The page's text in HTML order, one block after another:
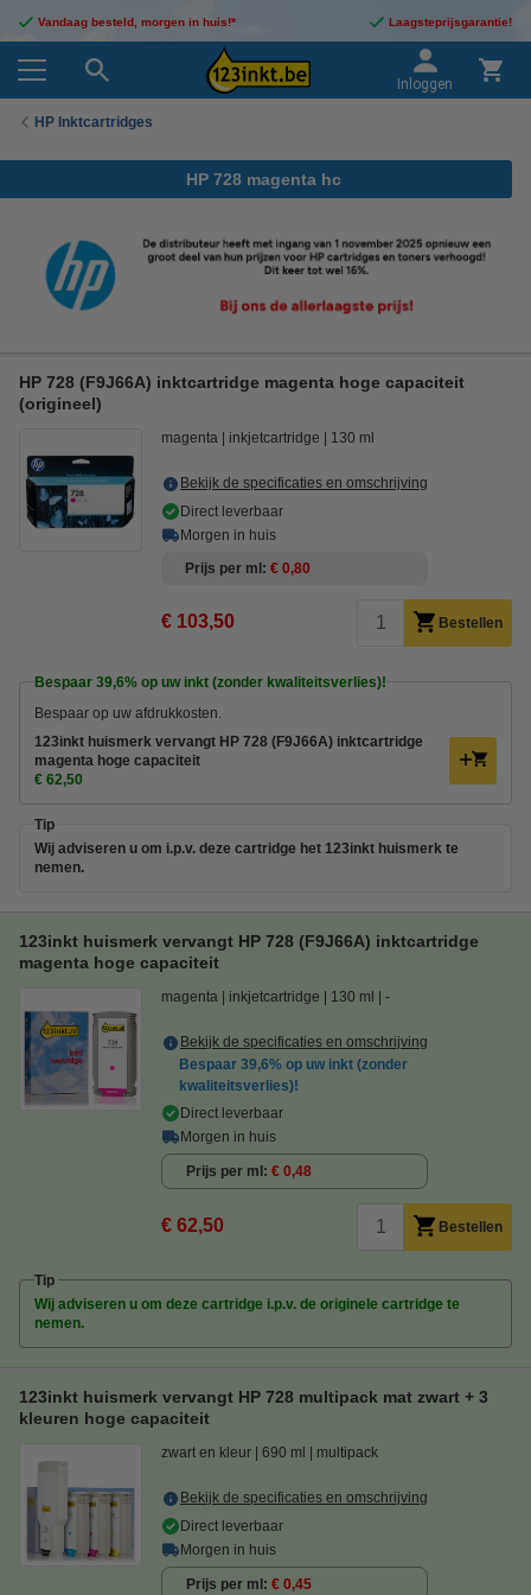
Vandaag besteld, morgen in huis!* Laagsteprijsgarantie!
Inloggen
HP Inktcartridges
HP 728 magenta hc
HP 728 (F9J66A) inktcartridge magenta hoge capaciteit
(origineel)
magenta inkjetcartridge 130 ml
Bekijk de specificaties en omschrijving
Direct leverbaar
Morgen in huis
Prijs per ml € 0,80
€ 103,50 Bestellen
Bespaar 39,6% op uw inkt (zonder kwaliteitsverlies)!
Bespaar op uw afdrukkosten.
123inkt huismerk vervangt HP 728 (F9J66A) inktcartridge
magenta hoge capaciteit
€ 62,50
Tip
Wij adviseren u om i.p.v. deze cartridge het 123inkt huismerk te
nemen.
123inkt huismerk vervangt HP 728 (F9J66A) inktcartridge
magenta hoge capaciteit
magenta inkjetcartridge 130 ml -
Bekijk de specificaties en omschrijving
Bespaar 39,6% op uw inkt (zonder
kwaliteitsverlies)!
Direct leverbaar
Morgen in huis
Prijs per ml € 0,48
€ 62,50 Bestellen
Tip
Wij adviseren u om deze cartridge i.p.v. de originele cartridge te
nemen.
123inkt huismerk vervangt HP 728 multipack mat zwart + 3
kleuren hoge capaciteit
zwart en kleur 690 ml multipack
Bekijk de specificaties en omschrijving
Direct leverbaar
Morgen in huis
Prijs per ml € 0,45